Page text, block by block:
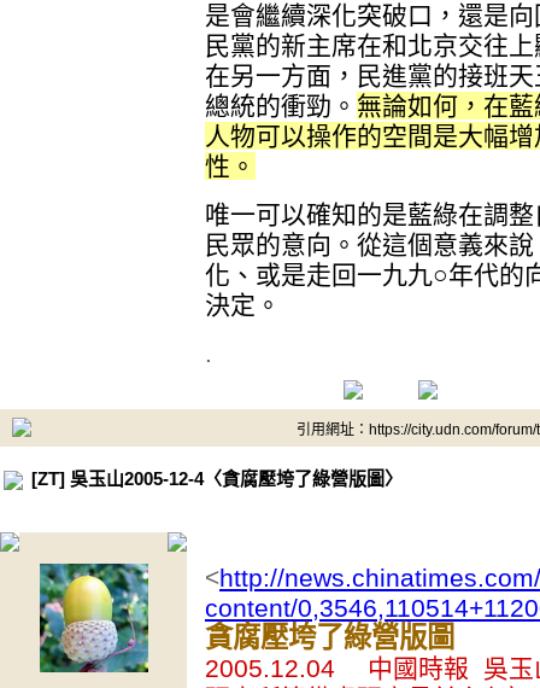
是會繼續深化突破口，還是
民黨的新主席在和北京交往
在另一方面，民進黨的接班
總統的衝勁。 無論如何，在
人物可以操作的空間是大幅
性。
唯一可以確知的是藍綠在調
民眾的意向。從這個意義來
化、或是走回一九九○年代的
決定。
.
引用網址：https://city.udn.com/
[ZT] 吳玉山2005-12-4〈貪腐壓垮了綠營版圖〉
<http://
content/
貪腐壓垮了綠營版圖
2005.12.04 中國時報 吳玉